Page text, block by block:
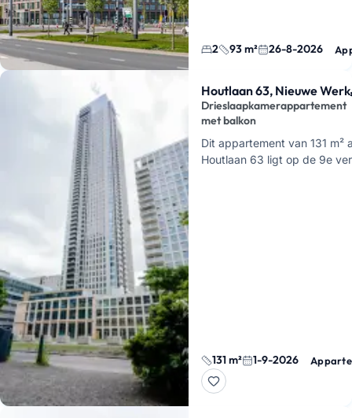
2 93 m² 26-8-2026
Houtlaan 63, Nieuwe Werk
Drieslaapkamerappartement
met balkon
Dit appartement van 131 m²
Houtlaan 63 ligt op de 9e
131 m² 1-9-2026